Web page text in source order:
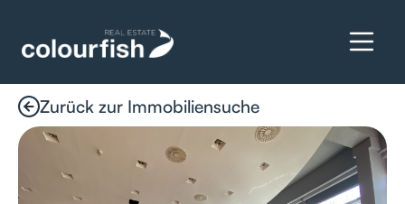
Zurück zur Immobiliensuche
Details anfragen